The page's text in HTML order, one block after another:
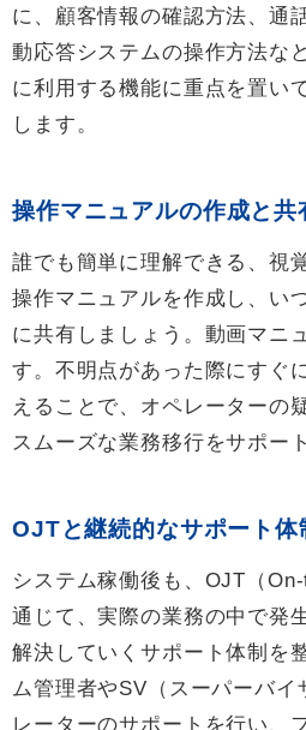
に、顧客情報の確認方法、通
動応答システムの操作方法な
に利用する機能に重点を置い
します。
操作マニュアルの作成と共
誰でも簡単に理解できる、視
操作マニュアルを作成し、い
に共有しましょう。動画マニ
す。不明点があった際にすぐ
えることで、オペレーターの
スムーズな業務移行をサポー
OJTと継続的なサポート体
システム稼働後も、OJT（
通じて、実際の業務の中で発
解決していくサポート体制を
ム管理者やSV（スーパーバイ
レーターのサポートを行い、